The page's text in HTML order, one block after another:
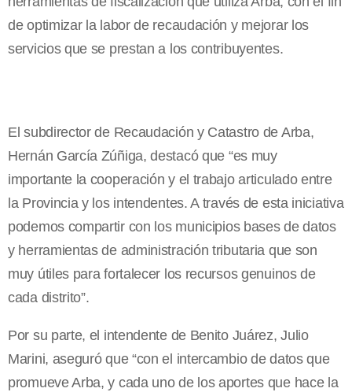
de optimizar la labor de recaudación y mejorar los
servicios que se prestan a los contribuyentes.
El subdirector de Recaudación y Catastro de Arba,
Hernán García Zúñiga, destacó que “es muy
importante la cooperación y el trabajo articulado entre
la Provincia y los intendentes. A través de esta iniciativa
podemos compartir con los municipios bases de datos
y herramientas de administración tributaria que son
muy útiles para fortalecer los recursos genuinos de
cada distrito”.
Por su parte, el intendente de Benito Juárez, Julio
Marini, aseguró que “con el intercambio de datos que
promueve Arba, y cada uno de los aportes que hace la